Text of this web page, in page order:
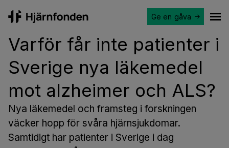
Ge en gåva
Varför får inte patienter i
Sverige nya läkemedel
mot alzheimer och ALS?
Nya läkemedel och framsteg i forskningen
väcker hopp för svåra hjärnsjukdomar.
Samtidigt har patienter i Sverige i dag